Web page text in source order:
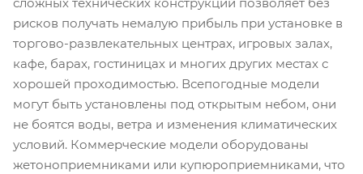
рисков получать немалую прибыль при установке в
торгово-развлекательных центрах, игровых залах,
кафе, барах, гостиницах и многих других местах с
хорошей проходимостью. Всепогодные модели
могут быть установлены под открытым небом, они
не боятся воды, ветра и изменения климатических
условий. Коммерческие модели оборудованы
жетоноприемниками или купюроприемниками, что